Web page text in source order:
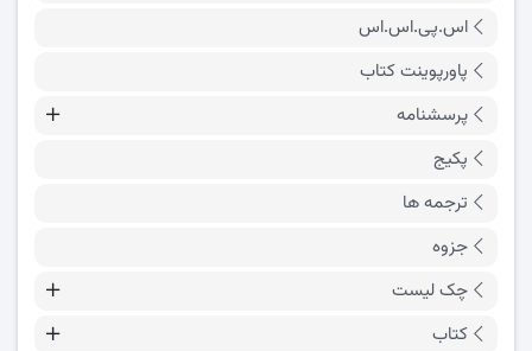
اس.پی.اس.اس
پاورپوینت کتاب
پرسشنامه
پکیج
ترجمه ها
جزوه
چک لیست
کتاب